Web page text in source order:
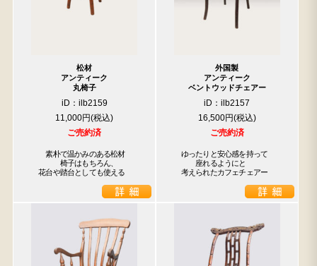
松材
アンティーク
丸椅子
iD：ilb2159
11,000円
ご売約済
素朴で温かみのある松材
椅子はもちろん、
花台や踏台としても使える
外国製
アンティーク
ベントウッドチェアー
iD：ilb2157
16,500円
ご売約済
ゆったりと安心感を持って
座れるようにと
考えられたカフェチェアー